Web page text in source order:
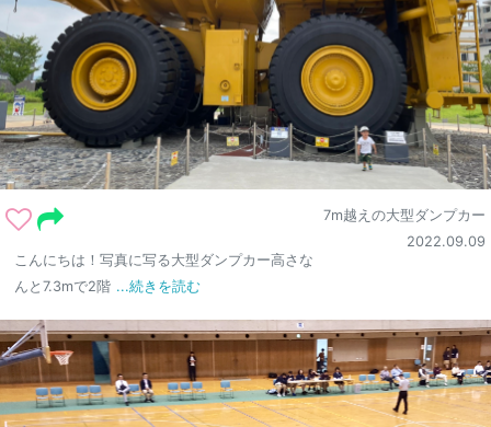
7m越えの大型ダンプカー
2022.09.09
こんにちは！写真に写る大型ダンプカー高さな
んと7.3mで2階 ...続きを読む